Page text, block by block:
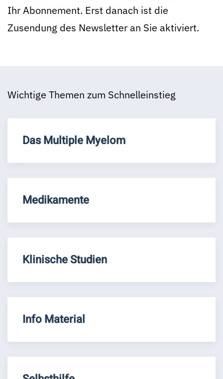
Ihr Abonnement. Erst danach ist die
Zusendung des Newsletter an Sie aktiviert.
Wichtige Themen zum Schnelleinstieg
Das Multiple Myelom
Medikamente
Klinische Studien
Info Material